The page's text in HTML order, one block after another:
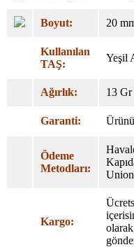
Boyut: 20
Kullanılan
TAŞ:
Yeşil
Ağırlık: 13
Garanti:
Ödeme
Metodları:
Union
Kargo: